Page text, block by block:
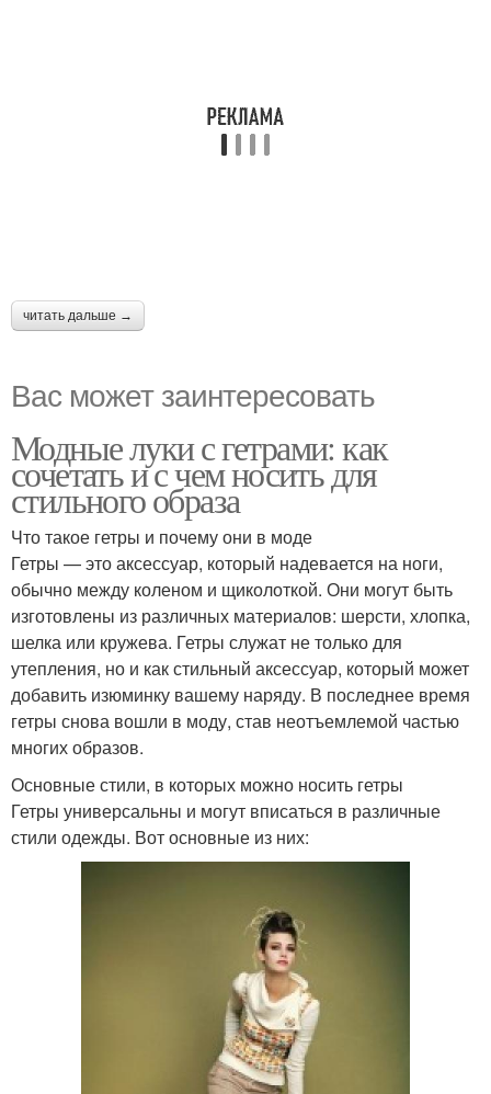
читать дальше →
Вас может заинтересовать
Модные луки с гетрами: как
сочетать и с чем носить для
стильного образа
Что такое гетры и почему они в моде
Гетры — это аксессуар, который надевается на ноги,
обычно между коленом и щиколоткой. Они могут быть
изготовлены из различных материалов: шерсти, хлопка,
шелка или кружева. Гетры служат не только для
утепления, но и как стильный аксессуар, который может
добавить изюминку вашему наряду. В последнее время
гетры снова вошли в моду, став неотъемлемой частью
многих образов.
Основные стили, в которых можно носить гетры
Гетры универсальны и могут вписаться в различные
стили одежды. Вот основные из них: